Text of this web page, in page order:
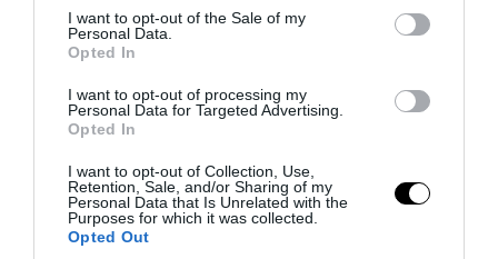
consent section.
I want to opt-out of the Sale of my
Personal Data.
Opted In
I want to opt-out of processing my
Personal Data for Targeted Advertising.
Opted In
I want to opt-out of Collection, Use,
Retention, Sale, and/or Sharing of my
Personal Data that Is Unrelated with the
Purposes for which it was collected.
Opted Out
PRONEWS.GR /ΔΙΕΘΝΗΣ ΠΟΛΙΤΙΚΗ
Ισημερινό και Κολομβία με στόχο την
ενίσχυση των σχέσεων στη Λατινική
Αμερική
06.08.2026 | 07:08